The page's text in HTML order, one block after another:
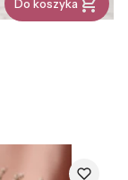
Do koszyka